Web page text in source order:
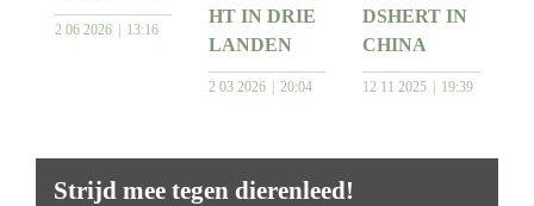
2 06 2026 13:16
HT IN DRIE
LANDEN
2 03 2026 20:04
DSHERT IN
CHINA
12 11 2025 19:39
Strijd mee tegen dierenleed!